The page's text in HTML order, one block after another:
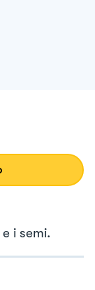
i semi.